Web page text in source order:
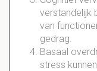
verstandelijk
van
gedrag.
Basaal
stress